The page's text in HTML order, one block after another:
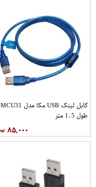
کابل لینک USB مکا مدل MCU31
طول 1.5 متر
۸۵,۰۰۰